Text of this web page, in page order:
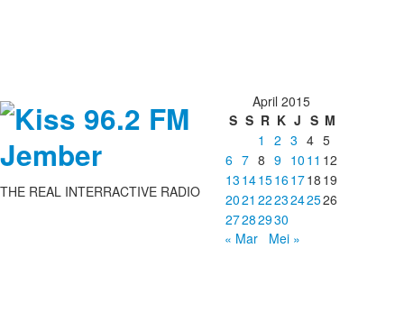
THE REAL INTERRACTIVE RADIO
April 2015
S S R K J S M
1
2 3 4 5
6 7 8 9 10 11 12
13 1415161718 19
2021 2223242526
27282930
« Mar
Mei »